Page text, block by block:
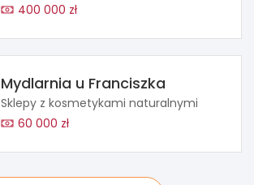
400 000 zł
Mydlarnia u Franciszka
Sklepy z kosmetykami naturalnymi
60 000 zł